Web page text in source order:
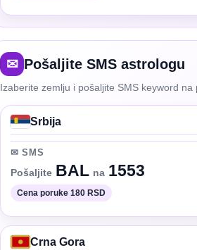
✉ Pošaljite SMS astrologu
Izaberite zemlju i pošaljite SMS keyword na
Srbija
✉ SMS
Pošaljite BAL na 1553
Cena poruke 180 RSD
Crna Gora